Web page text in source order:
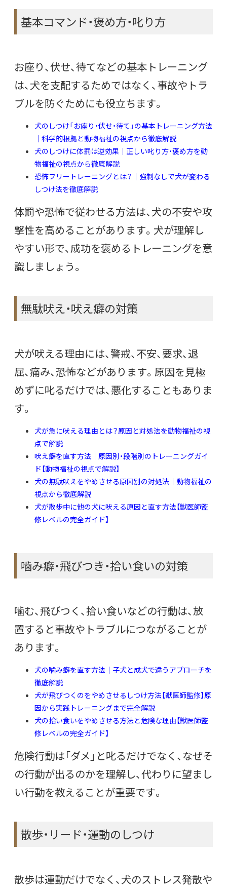
基本コマンド・褒め方・叱り方
お座り、伏せ、待てなどの基本トレーニング
は、犬を支配するためではなく、事故やトラ
ブルを防ぐためにも役立ちます。
犬のしつけ「お座り・伏せ・待て」の基本トレーニング方法
｜科学的根拠と動物福祉の視点から徹底解説
犬のしつけに体罰は逆効果｜正しい叱り方・褒め方を動
物福祉の視点から徹底解説
恐怖フリートレーニングとは？｜強制なしで犬が変わる
しつけ法を徹底解説
体罰や恐怖で従わせる方法は、犬の不安や攻
撃性を高めることがあります。犬が理解し
やすい形で、成功を褒めるトレーニングを意
識しましょう。
無駄吠え・吠え癖の対策
犬が吠える理由には、警戒、不安、要求、退
屈、痛み、恐怖などがあります。原因を見極
めずに叱るだけでは、悪化することもありま
す。
犬が急に吠える理由とは？原因と対処法を動物福祉の視
点で解説
吠え癖を直す方法｜原因別・段階別のトレーニングガイ
ド【動物福祉の視点で解説】
犬の無駄吠えをやめさせる原因別の対処法｜動物福祉の
視点から徹底解説
犬が散歩中に他の犬に吠える原因と直す方法【獣医師監
修レベルの完全ガイド】
噛み癖・飛びつき・拾い食いの対策
噛む、飛びつく、拾い食いなどの行動は、放
置すると事故やトラブルにつながることが
あります。
犬の噛み癖を直す方法｜子犬と成犬で違うアプローチを
徹底解説
犬が飛びつくのをやめさせるしつけ方法【獣医師監修】原
因から実践トレーニングまで完全解説
犬の拾い食いをやめさせる方法と危険な理由【獣医師監
修レベルの完全ガイド】
危険行動は「ダメ」と叱るだけでなく、なぜそ
の行動が出るのかを理解し、代わりに望まし
い行動を教えることが重要です。
散歩・リード・運動のしつけ
散歩は運動だけでなく、犬のストレス発散や